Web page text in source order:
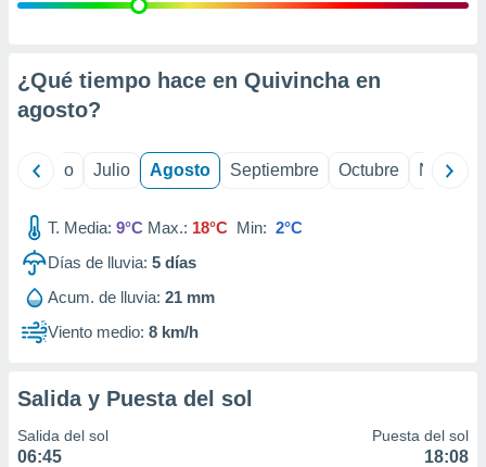
e
mediante
publicidad
de
1199
¿Qué tiempo hace en Quivincha en
agosto?
Junio Julio Agosto Septiembre Octubre
T. Media: 9°C Max.: 18°C Min: 2°C
Días de lluvia: 5 días
Acum. de lluvia: 21 mm
Viento medio: 8 km/h
Salida y Puesta del sol
Salida del sol
06:45
Puesta del sol
18:08